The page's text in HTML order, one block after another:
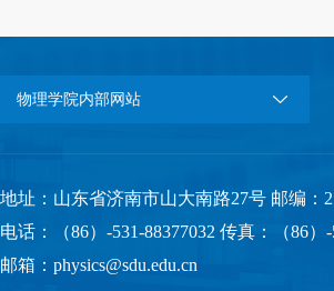
物理学院内部网站
地址：山东省济南市山大南路27号 邮编：
电话：（86）-531-88377032 传真：（86）-
邮箱：physics@sdu.edu.cn